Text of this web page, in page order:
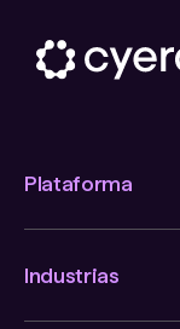
Plataforma
Industrias